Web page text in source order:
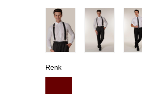
Renk